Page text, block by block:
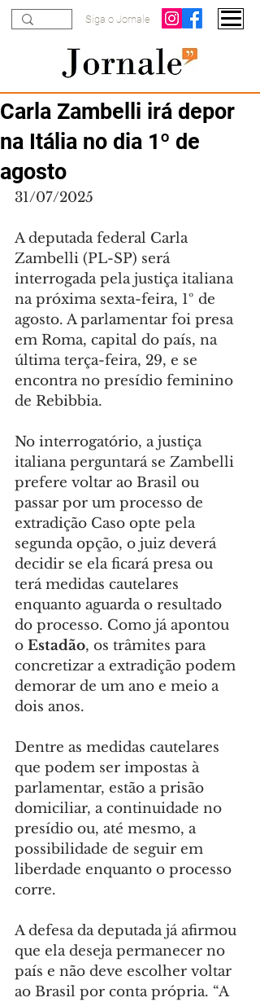
Siga o Jornale
Carla Zambelli irá depor
na Itália no dia 1º de
agosto
31/07/2025
A deputada federal Carla
Zambelli (PL-SP) será
interrogada pela justiça italiana
na próxima sexta-feira, 1º de
agosto. A parlamentar foi presa
em Roma, capital do país, na
última terça-feira, 29, e se
encontra no presídio feminino
de Rebibbia.
No interrogatório, a justiça
italiana perguntará se Zambelli
prefere voltar ao Brasil ou
passar por um processo de
extradição Caso opte pela
segunda opção, o juiz deverá
decidir se ela ficará presa ou
terá medidas cautelares
enquanto aguarda o resultado
do processo. Como já apontou
o Estadão, os trâmites para
concretizar a extradição podem
demorar de um ano e meio a
dois anos.
Dentre as medidas cautelares
que podem ser impostas à
parlamentar, estão a prisão
domiciliar, a continuidade no
presídio ou, até mesmo, a
possibilidade de seguir em
liberdade enquanto o processo
corre.
A defesa da deputada já afirmou
que ela deseja permanecer no
país e não deve escolher voltar
ao Brasil por conta própria. “A